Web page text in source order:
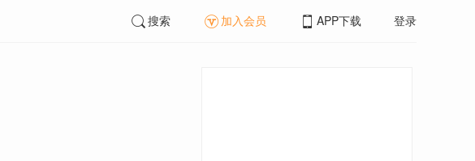
搜索 加入会员 APP下载 登录